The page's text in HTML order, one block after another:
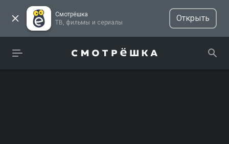
Смотрёшка
ТВ, фильмы и сериалы
Открыть